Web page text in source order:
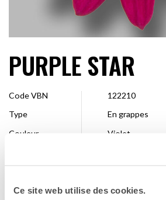
Ce site web utilise des cookies.
PURPLE STAR
Code VBN
122210
Type
En grappes
Couleur
Violet
Entreprise de
Dümmen Orange